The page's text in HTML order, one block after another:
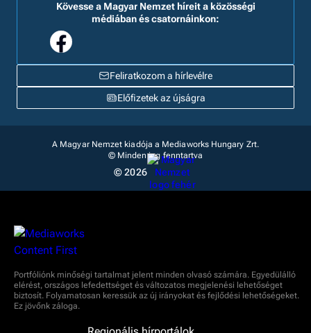
Feliratkozom a hírlevélre
Kövesse a Magyar Nemzet híreit a közösségi
médiában és csatornáinkon:
Előfizetek az újságra
A Magyar Nemzet kiadója a Mediaworks Hungary Zrt.
© Minden jog fenntartva
© 2026
Portfóliónk minőségi tartalmat jelent minden olvasó számára. Egyedülálló
elérést, országos lefedettséget és változatos megjelenési lehetőséget
biztosít. Folyamatosan keressük az új irányokat és fejlődési lehetőségeket.
Ez jövőnk záloga.